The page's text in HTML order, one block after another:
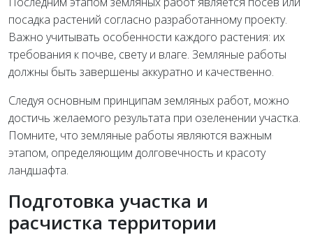
посадка растений согласно разработанному проекту.
Важно учитывать особенности каждого растения: их
требования к почве, свету и влаге. Земляные работы
должны быть завершены аккуратно и качественно.
Следуя основным принципам земляных работ, можно
достичь желаемого результата при озеленении участка.
Помните, что земляные работы являются важным
этапом, определяющим долговечность и красоту
ландшафта.
Подготовка участка и
расчистка территории